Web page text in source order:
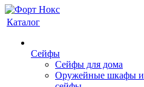
Каталог
Сейфы
Сейфы для дома
Оружейные шкафы и